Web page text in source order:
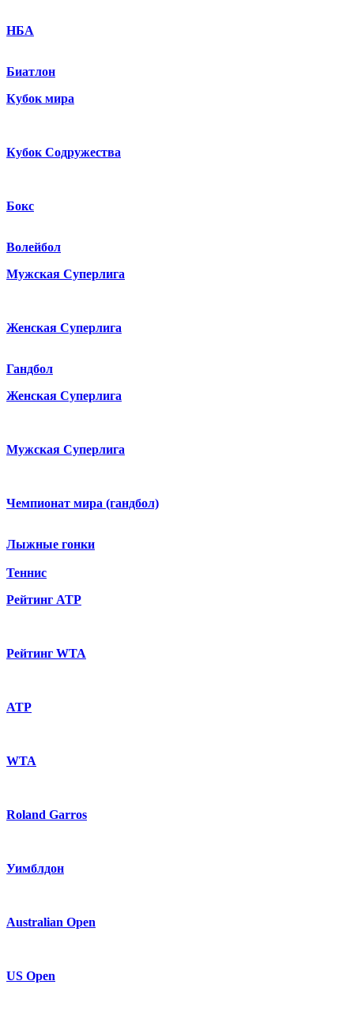
НБА
Биатлон
Кубок мира
Кубок Содружества
Бокс
Волейбол
Мужская Суперлига
Женская Суперлига
Гандбол
Женская Суперлига
Мужская Суперлига
Чемпионат мира (гандбол)
Лыжные гонки
Теннис
Рейтинг ATP
Рейтинг WTA
ATP
WTA
Roland Garros
Уимблдон
Australian Open
US Open